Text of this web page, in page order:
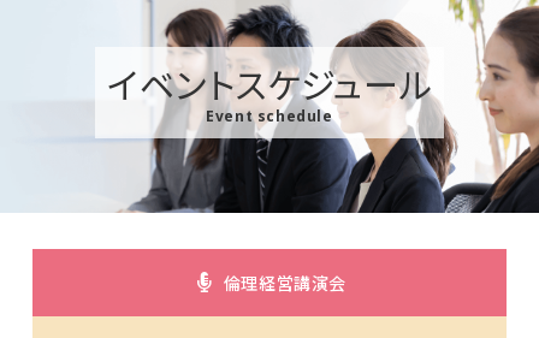
イベントスケジュール
Event schedule
倫理経営講演会